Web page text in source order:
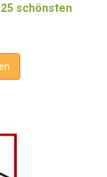
schönsten